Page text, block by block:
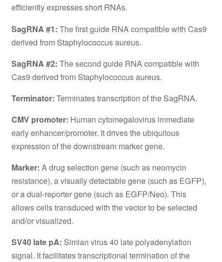
efficiently expresses short RNAs.
SagRNA #1: The first guide RNA compatible with Cas9
derived from Staphylococcus aureus.
SagRNA #2: The second guide RNA compatible with
Cas9 derived from Staphylococcus aureus.
Terminator: Terminates transcription of the SagRNA.
CMV promoter: Human cytomegalovirus immediate
early enhancer/promoter. It drives the ubiquitous
expression of the downstream marker gene.
Marker: A drug selection gene (such as neomycin
resistance), a visually detectable gene (such as EGFP),
or a dual-reporter gene (such as EGFP/Neo). This
allows cells transduced with the vector to be selected
and/or visualized.
SV40 late pA: Simian virus 40 late polyadenylation
signal. It facilitates transcriptional termination of the